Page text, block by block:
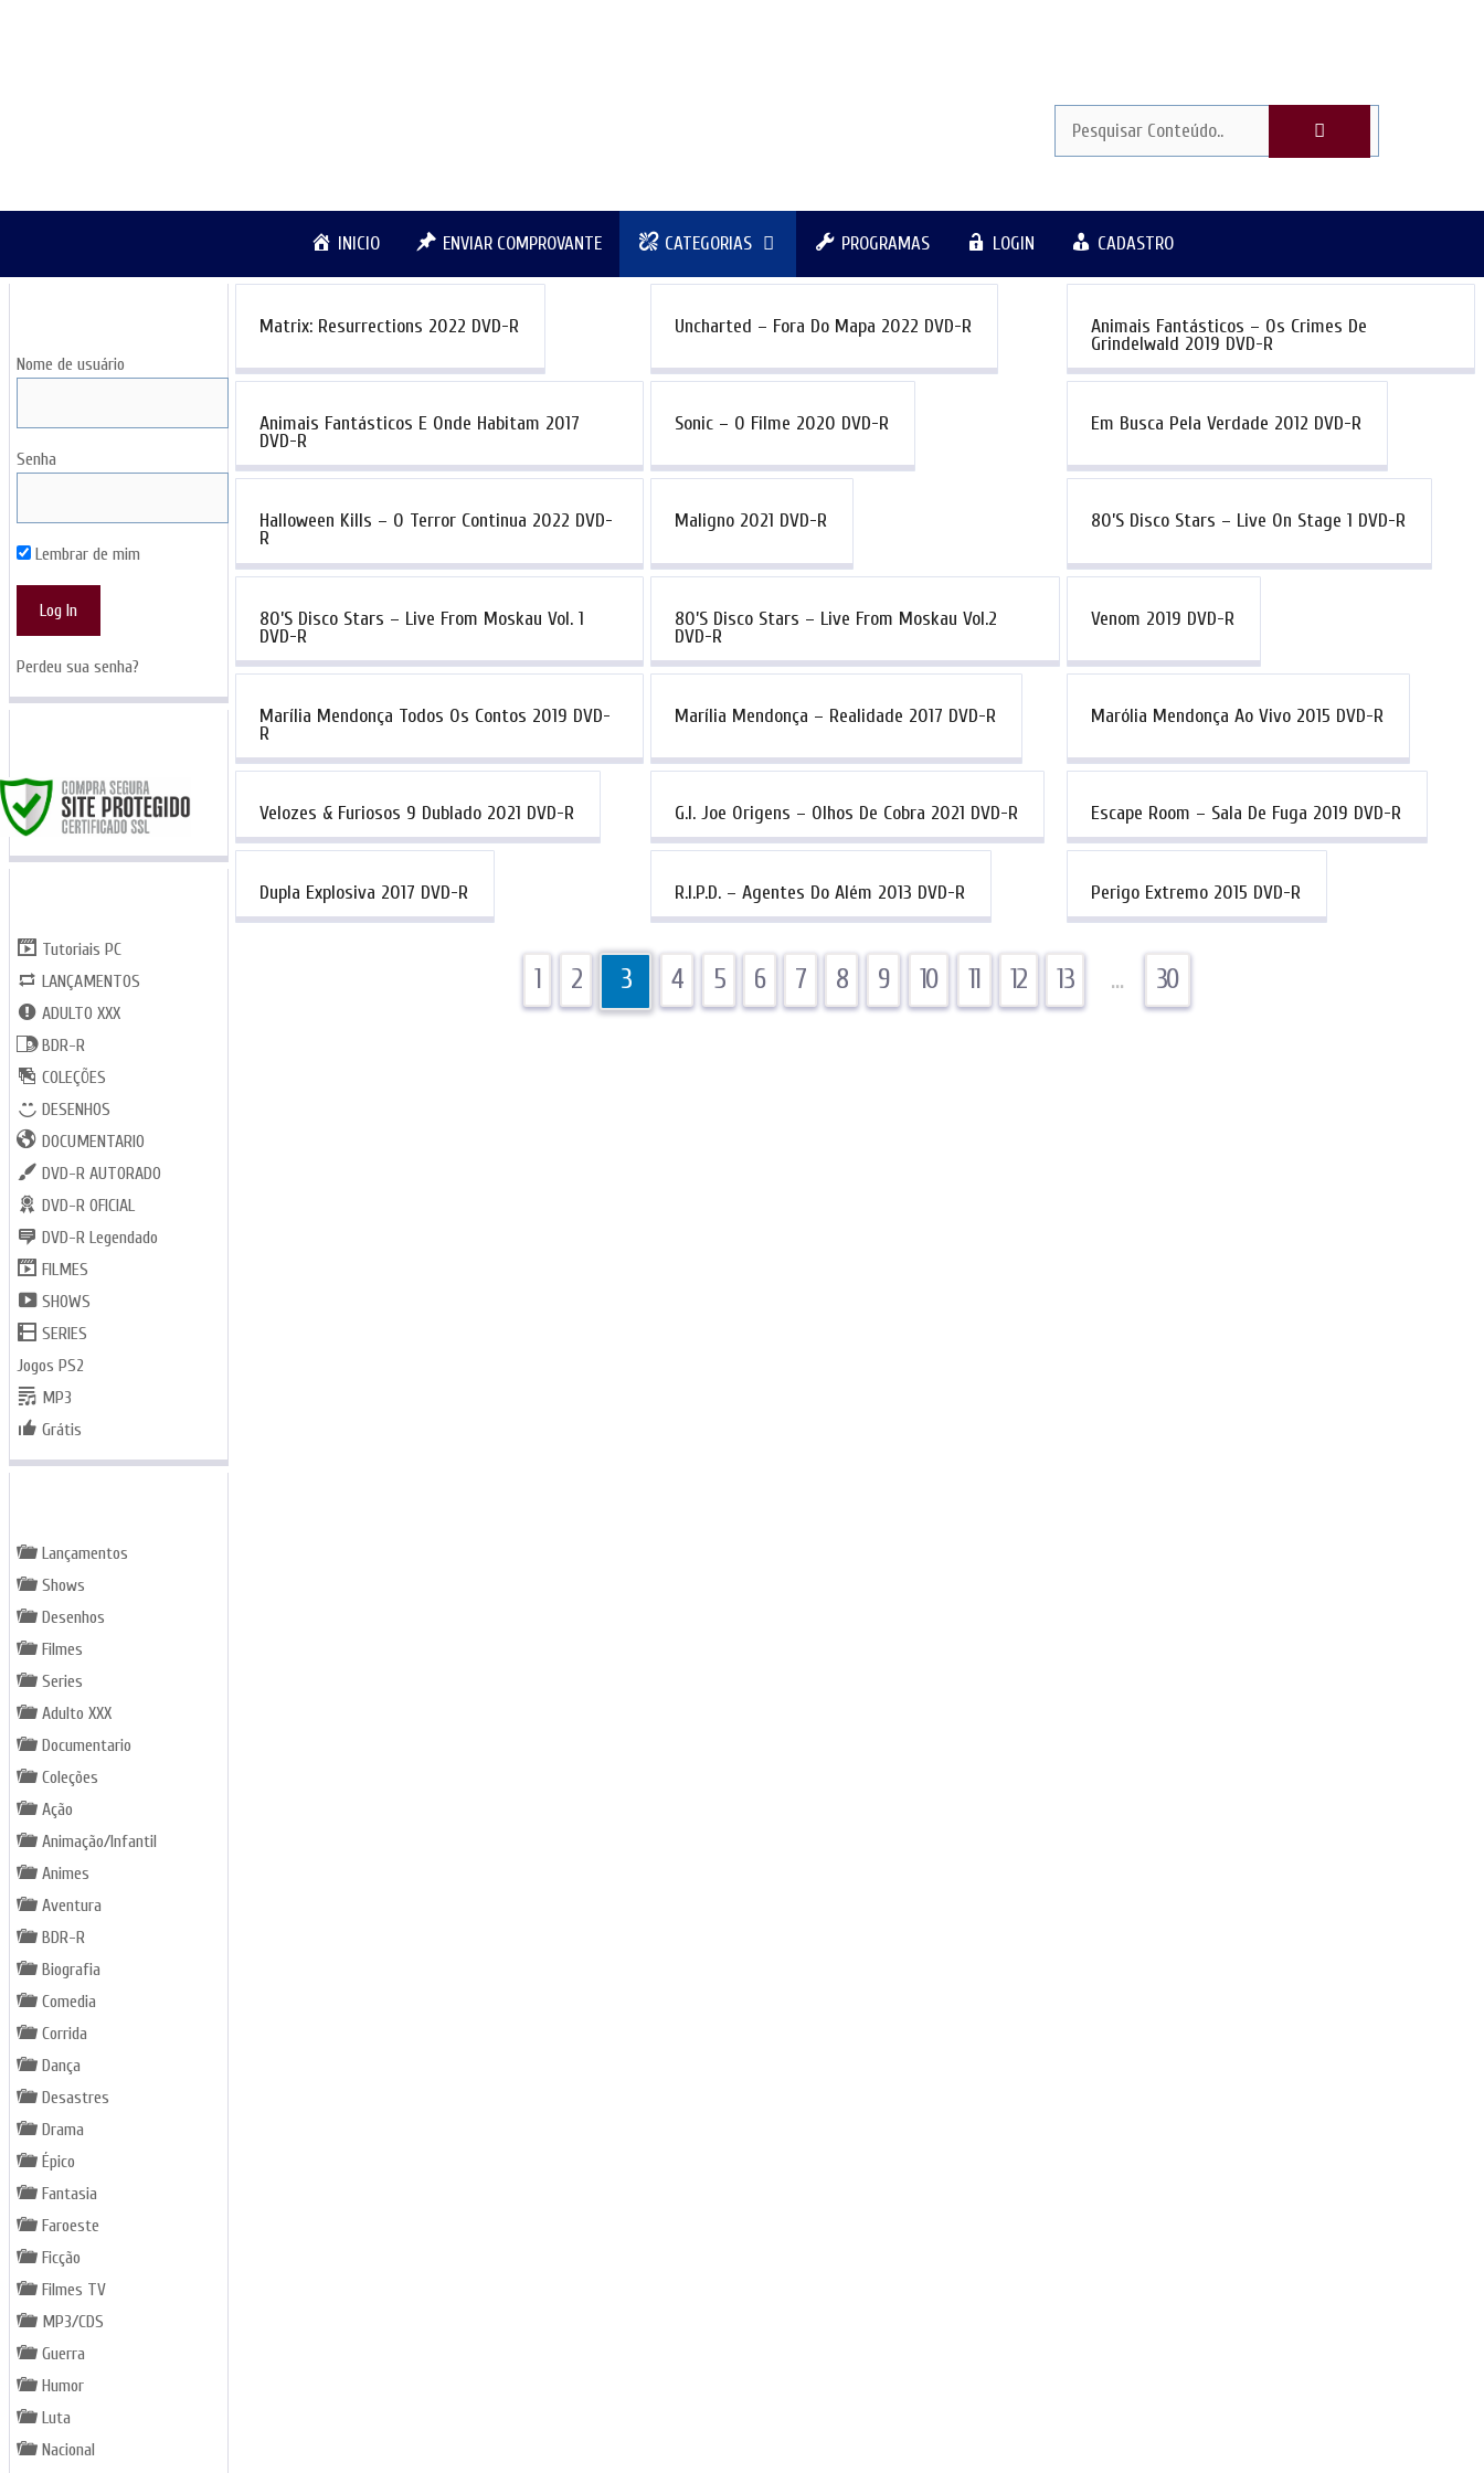
INICIO ENVIAR COMPROVANTE CATEGORIAS PROGRAMAS LOGIN CADASTRO
Matrix: Resurrections 2022 DVD-R Uncharted – Fora Do Mapa 2022 DVD-R Animais Fantásticos – Os Crimes De
Grindelwald 2019 DVD-R
Animais Fantásticos E Onde Habitam 2017
DVD-R
Sonic – O Filme 2020 DVD-R Em Busca Pela Verdade 2012 DVD-R
Halloween Kills – O Terror Continua 2022 DVD-
R
Maligno 2021 DVD-R 80’s Disco Stars – Live On Stage 1 DVD-R
80’s Disco Stars – Live From Moskau Vol. 1
DVD-R
80’s Disco Stars – Live From Moskau Vol.2
DVD-R
Venom 2019 DVD-R
Marília Mendonça Todos Os Contos 2019 DVD-
R
Marília Mendonça – Realidade 2017 DVD-R Marólia Mendonça Ao Vivo 2015 DVD-R
Velozes & Furiosos 9 Dublado 2021 DVD-R G.I. Joe Origens – Olhos De Cobra 2021 DVD-R Escape Room – Sala De Fuga 2019 DVD-R
Dupla Explosiva 2017 DVD-R R.I.P.D. – Agentes Do Além 2013 DVD-R Perigo Extremo 2015 DVD-R
1 2 3 4 5 6 7 8 9 10 11 12 13 … 30
Nome de usuário
Senha
Lembrar de mim
Perdeu sua senha?
Tutoriais PC
LANÇAMENTOS
ADULTO XXX
BDR-R
COLEÇÕES
DESENHOS
DOCUMENTARIO
DVD-R AUTORADO
DVD-R OFICIAL
DVD-R Legendado
FILMES
SHOWS
SERIES
Jogos PS2
MP3
Grátis
Lançamentos
Shows
Desenhos
Filmes
Series
Adulto XXX
Documentario
Coleções
Ação
Animação/Infantil
Animes
Aventura
BDR-R
Biografia
Comedia
Corrida
Dança
Desastres
Drama
Épico
Fantasia
Faroeste
Ficção
Filmes TV
MP3/CDS
Guerra
Humor
Luta
Nacional